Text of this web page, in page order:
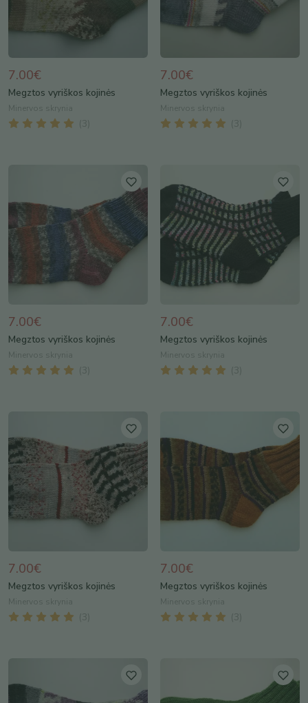
7.00€
Megztos vyriškos kojinės
Minervos skrynia
( 3
7.00€
Megztos vyriškos kojinės
Minervos skrynia
( 3
7.00€
Megztos vyriškos kojinės
Minervos skrynia
( 3
7.00€
Megztos vyriškos kojinės
Minervos skrynia
( 3
7.00€
Megztos vyriškos kojinės
Minervos skrynia
( 3
7.00€
Megztos vyriškos kojinės
Minervos skrynia
( 3